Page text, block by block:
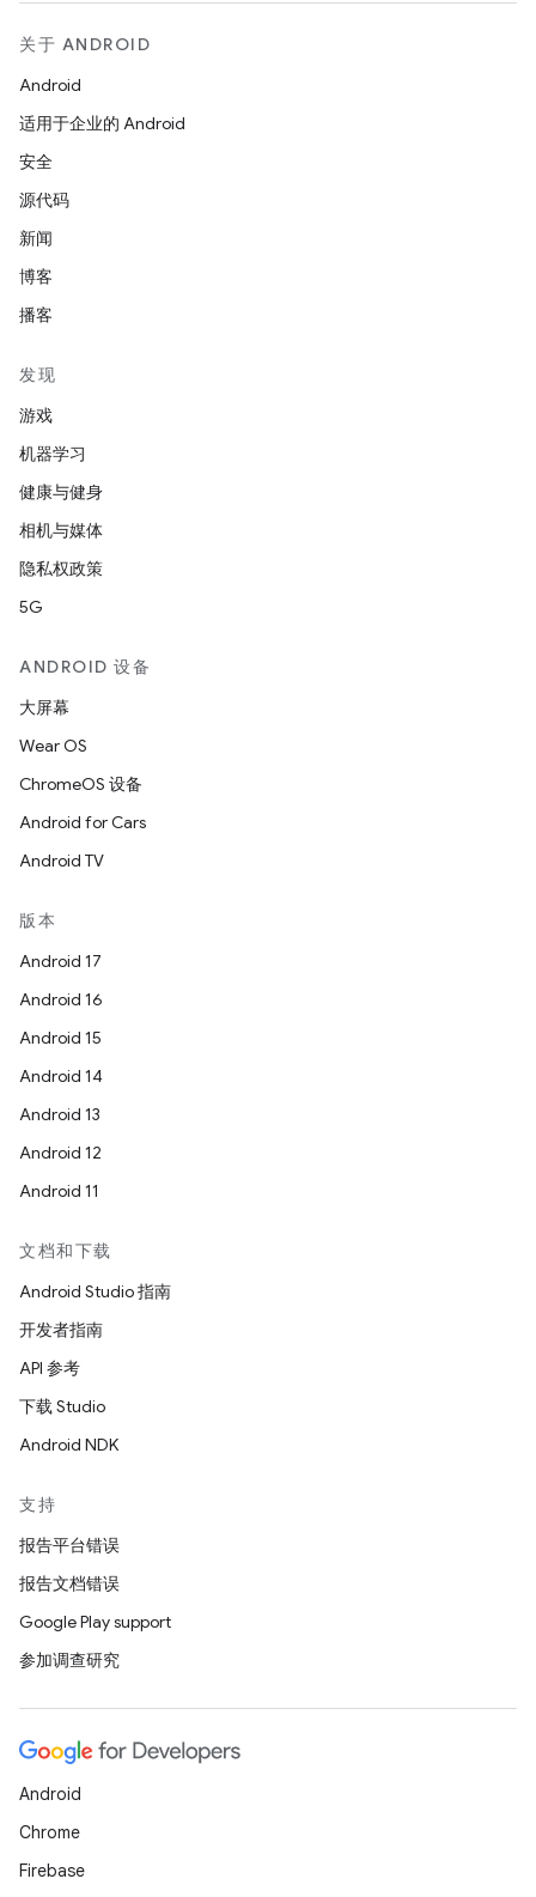
关于 ANDROID
Android
适用于企业的 Android
安全
源代码
新闻
博客
播客
发现
游戏
机器学习
健康与健身
相机与媒体
隐私权政策
5G
ANDROID 设备
大屏幕
Wear OS
ChromeOS 设备
Android for Cars
Android TV
版本
Android 17
Android 16
Android 15
Android 14
Android 13
Android 12
Android 11
文档和下载
Android Studio 指南
开发者指南
API 参考
下载 Studio
Android NDK
支持
报告平台错误
报告文档错误
Google Play support
参加调查研究
Android
Chrome
Firebase